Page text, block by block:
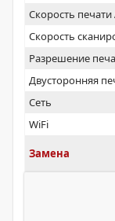
Скорость печати
Скорость
Разрешение
Двусторонняя
Сеть
WiFi
Замена